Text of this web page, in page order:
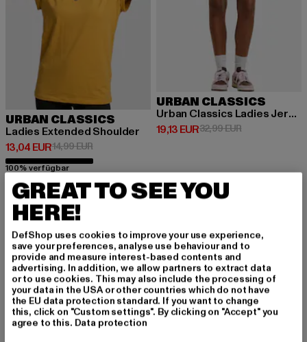
URBAN CLASSICS
Ladies Extended Shoulder
13,04 EUR
Derzeitiger Preis: 13,04 EUR
14,99 EURAktionspreis: 14,99 EUR
100% verfügbar
URBAN CLASSICS
Urban Classics Ladies Jersey Skort
19,13 EUR
Derzeitiger Preis: 19,13 EUR
32,99 EURAktionspreis:
-13%
GREAT TO SEE YOU
HERE!
DefShop uses cookies to improve your use experience,
save your preferences, analyse use behaviour and to
provide and measure interest-based contents and
advertising. In addition, we allow partners to extract data
or to use cookies. This may also include the processing of
your data in the USA or other countries which do not have
the EU data protection standard. If you want to change
this, click on "Custom settings". By clicking on "Accept" you
agree to this. Data protection